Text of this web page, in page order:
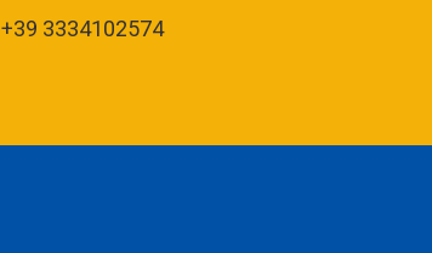
+39 3334102574